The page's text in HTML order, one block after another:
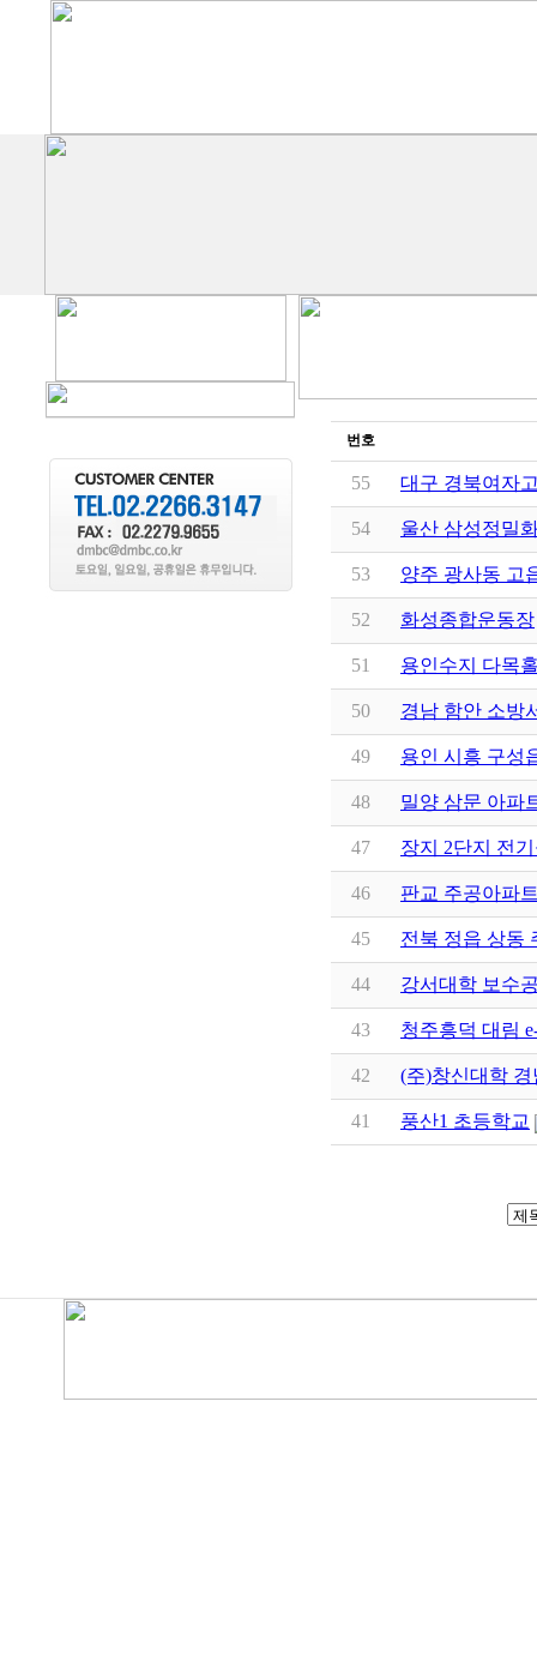
번호
55 대구 경북여자
54 울산 삼성정밀
53 양주 광사동 고
52 화성종합운동장
51 용인수지 다목
50 경남 함안 소방
49 용인 시흥 구성
48 밀양 삼문 아파
47 장지 2단지 전
46 판교 주공아파
45 전북 정읍 상동
44 강서대학 보수
43 청주흥덕 대림
42 (주)창신대학
41 풍산1 초등학교